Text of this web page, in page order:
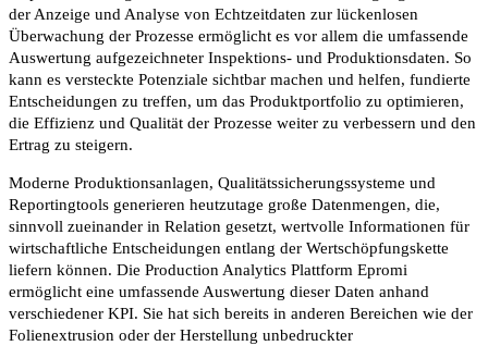
der Anzeige und Analyse von Echtzeitdaten zur lückenlosen
Überwachung der Prozesse ermöglicht es vor allem die umfassende
Auswertung aufgezeichneter Inspektions- und Produktionsdaten. So
kann es versteckte Potenziale sichtbar machen und helfen, fundierte
Entscheidungen zu treffen, um das Produktportfolio zu optimieren,
die Effizienz und Qualität der Prozesse weiter zu verbessern und den
Ertrag zu steigern.
Moderne Produktionsanlagen, Qualitätssicherungssysteme und
Reportingtools generieren heutzutage große Datenmengen, die,
sinnvoll zueinander in Relation gesetzt, wertvolle Informationen für
wirtschaftliche Entscheidungen entlang der Wertschöpfungskette
liefern können. Die Production Analytics Plattform Epromi
ermöglicht eine umfassende Auswertung dieser Daten anhand
verschiedener KPI. Sie hat sich bereits in anderen Bereichen wie der
Folienextrusion oder der Herstellung unbedruckter